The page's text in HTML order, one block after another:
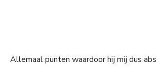
Allemaal punten waardoor hij mij dus